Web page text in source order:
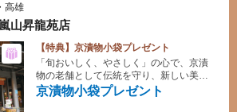
高雄
山昇龍苑店
【特典】京漬物小袋プレゼント
京漬物小袋プレゼント
「旬おいしく、やさしく」の心で、京漬
物の老舗として伝統を守り、新しい美味
しさ、健やかさも提供してゆきます。